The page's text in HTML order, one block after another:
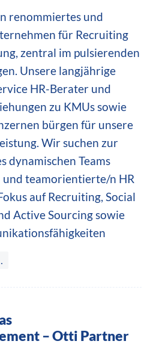
renommiertes und
für Recruiting
zentral im pulsierenden
Unsere langjährige
HR-Berater und
zu KMUs sowie
bürgen für unsere
Wir suchen zur
dynamischen Teams
teamorientierte/n HR
auf Recruiting, Social
Active Sourcing sowie
– Otti Partner